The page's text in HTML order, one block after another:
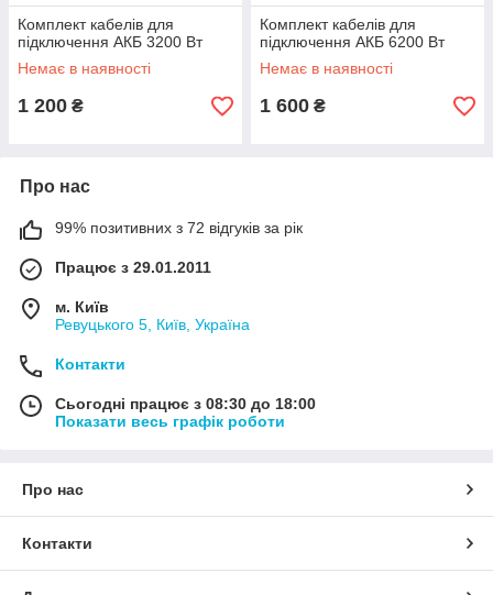
Комплект кабелів для
підключення АКБ 3200 Вт
Немає в наявності
1 200 ₴
Комплект кабелів для
підключення АКБ 6200 Вт
Немає в наявності
1 600 ₴
Про нас
99% позитивних з 72 відгуків за рік
Працює з 29.01.2011
м. Київ
Ревуцького 5, Київ, Україна
Контакти
Сьогодні працює з 08:30 до 18:00
Показати весь графік роботи
Про нас
Контакти